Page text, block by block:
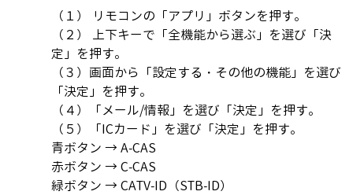
（１） リモコンの「アプリ」ボタンを押す。
（２） 上下キーで「全機能から選ぶ」を選び「決
定」を押す。
（３）画面から「設定する・その他の機能」を選び
「決定」を押す。
（４）「メール/情報」を選び「決定」を押す。
（５）「ICカード」を選び「決定」を押す。
青ボタン → A-CAS
赤ボタン → C-CAS
緑ボタン → CATV-ID（STB-ID）